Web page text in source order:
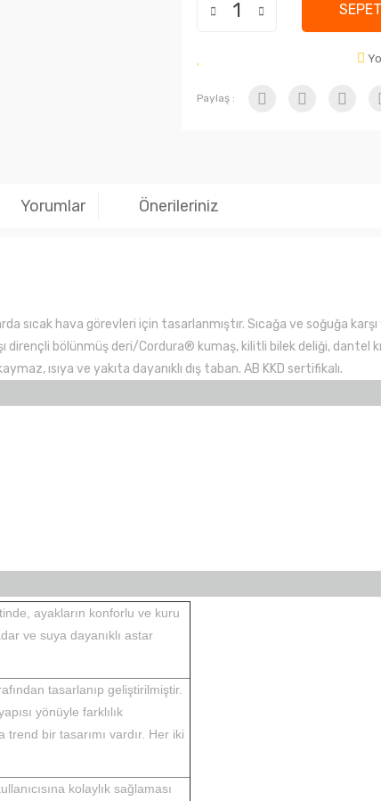
Paylaş :
Yorumlar Önerileriniz
sıcak hava görevleri için tasarlanmıştır. Sıcağa ve soğuğa
bölünmüş deri/Cordura® kumaş, kilitli bilek deliği, dantel
ısıya ve yakıta dayanıklı dış taban. AB KKD sertifikalı.
ayakların konforlu ve kuru
ve suya dayanıklı astar
tasarlanıp geliştirilmiştir.
yönüyle farklılık
trend bir tasarımı vardır. Her iki
kolaylık sağlaması